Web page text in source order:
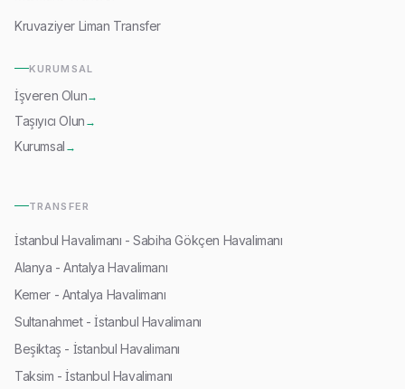
Kruvaziyer Liman Transfer
KURUMSAL
İşveren Olun→
Taşıyıcı Olun →
Kurumsal →
TRANSFER
İstanbul Havalimanı - Sabiha Gökçen Havalimanı
Alanya - Antalya Havalimanı
Kemer - Antalya Havalimanı
Sultanahmet - İstanbul Havalimanı
Beşiktaş - İstanbul Havalimanı
Taksim - İstanbul Havalimanı